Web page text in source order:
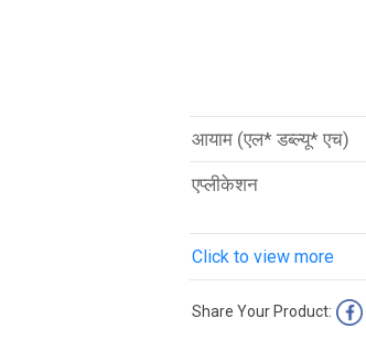
आयाम (एल* डब्ल्यू* एच)
एप्लीकेशन
Click to view more
Share Your Product: